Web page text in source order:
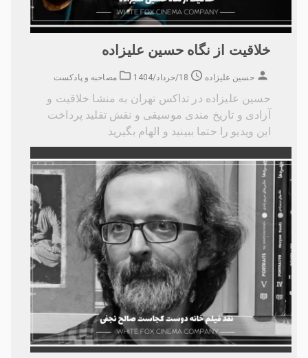
خلاقیت از نگاه حسین علیزاده
حسین علیزاده 18/خرداد/1404 مصاحبه و پادکست
حسین علیزاده در تداکس تهران به منشا خلاقیت و
آزادی و تاریخ مندی موسیقی و نقش تقلید پرداخت
این ویدیو را حتما ببینید و الهام بگیرید